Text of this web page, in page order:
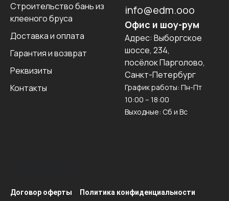
Строительство бань из
клееного бруса
Доставка и оплата
Гарантия и возврат
Реквизиты
Контакты
info@edm.ooo
Офис и шоу-рум
Адрес: Выборгское
шоссе, 234,
посёлок Парголово,
Санкт-Петербург
График работы: Пн-Пт
10:00 – 18:00
Выходные: Сб и Вс
Договор оферты
Политика конфиденциальности